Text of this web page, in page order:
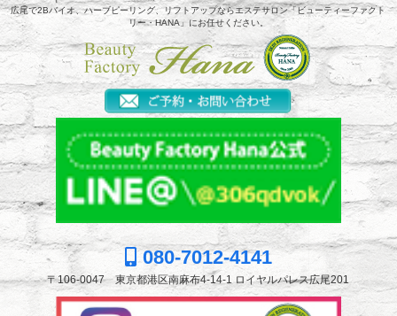
広尾で2Bバイオ、ハーブピーリング、リフトアップならエステサロン「ビューティーファクト
リー・HANA」にお任せください。
080-7012-4141
〒106-0047 東京都港区南麻布4-14-1 ロイヤルパレス広尾201